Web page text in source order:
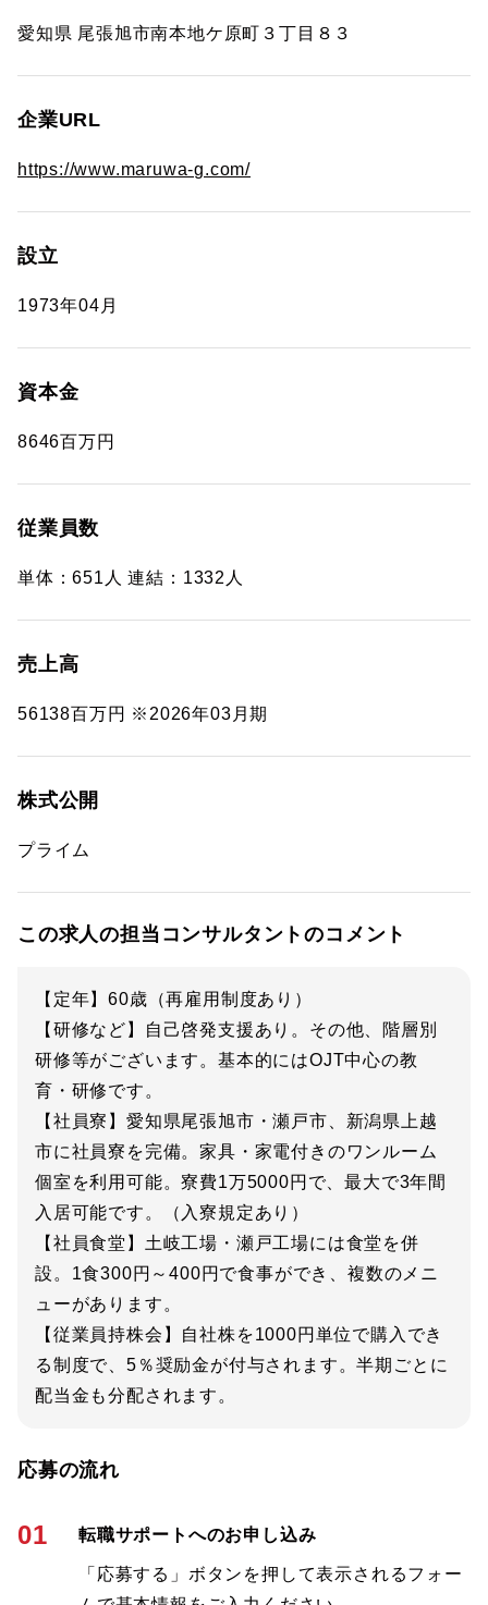
愛知県 尾張旭市南本地ケ原町３丁目８３
企業URL
https://www.maruwa-g.com/
設立
1973年04月
資本金
8646百万円
従業員数
単体：651人 連結：1332人
売上高
56138百万円 ※2026年03月期
株式公開
プライム
この求人の担当コンサルタントのコメント
【定年】60歳（再雇用制度あり）
【研修など】自己啓発支援あり。その他、階層別
研修等がございます。基本的にはOJT中心の教
育・研修です。
【社員寮】愛知県尾張旭市・瀬戸市、新潟県上越
市に社員寮を完備。家具・家電付きのワンルーム
個室を利用可能。寮費1万5000円で、最大で3年間
入居可能です。（入寮規定あり）
【社員食堂】土岐工場・瀬戸工場には食堂を併
設。1食300円～400円で食事ができ、複数のメニ
ューがあります。
【従業員持株会】自社株を1000円単位で購入でき
る制度で、5％奨励金が付与されます。半期ごとに
配当金も分配されます。
応募の流れ
01 転職サポートへのお申し込み
「応募する」ボタンを押して表示されるフォー